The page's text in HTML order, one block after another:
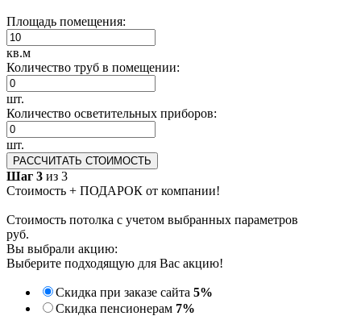
Площадь помещения:
кв.м
Количество труб в помещении:
шт.
Количество осветительных приборов:
шт.
РАССЧИТАТЬ СТОИМОСТЬ
Шаг 3 из 3
Стоимость + ПОДАРОК от компании!
Стоимость потолка с учетом выбранных параметров
руб.
Вы выбрали акцию:
Выберите подходящую для Вас акцию!
Скидка при заказе сайта 5%
Скидка пенсионерам 7%